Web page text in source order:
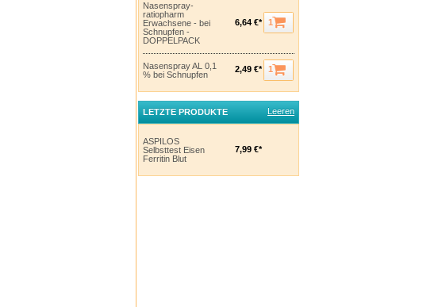
Nasenspray-
ratiopharm
Erwachsene - bei
Schnupfen -
DOPPELPACK
6,64 €* 1
Nasenspray AL 0,1
% bei Schnupfen
2,49 €* 1
LETZTE PRODUKTE Leeren
ASPILOS
Selbsttest Eisen
Ferritin Blut
7,99 €*